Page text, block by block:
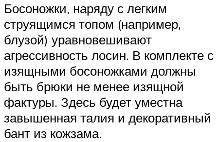
Босоножки, наряду с легким
струящимся топом (например,
блузой) уравновешивают
агрессивность лосин. В комплекте с
изящными босоножками должны
быть брюки не менее изящной
фактуры. Здесь будет уместна
завышенная талия и декоративный
бант из кожзама.